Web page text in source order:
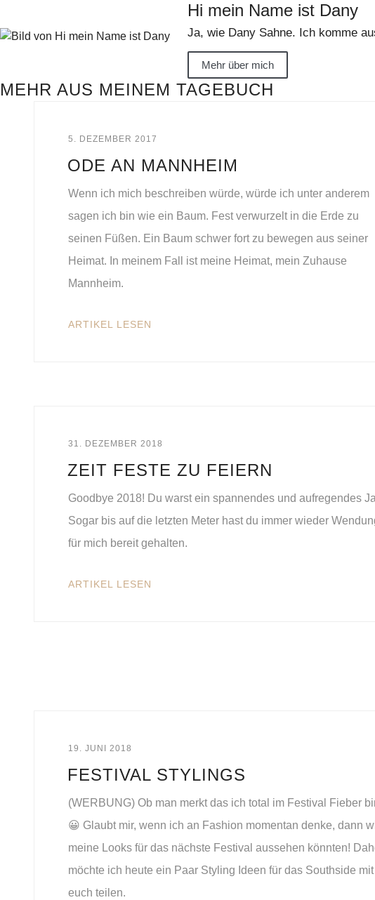
Hi mein Name ist Dany
Ja, wie Dany Sahne. Ich komme
Mehr über mich
MEHR AUS MEINEM TAGEBUCH
5. DEZEMBER 2017
ODE AN MANNHEIM
Wenn ich mich beschreiben würde, würde ich unter anderem
sagen ich bin wie ein Baum. Fest verwurzelt in die Erde zu
seinen Füßen. Ein Baum schwer fort zu bewegen aus seiner
Heimat. In meinem Fall ist meine Heimat, mein Zuhause
Mannheim.
ARTIKEL LESEN
31. DEZEMBER 2018
ZEIT FESTE ZU FEIERN
Goodbye 2018! Du warst ein spannendes und aufregendes
Sogar bis auf die letzten Meter hast du immer wieder
für mich bereit gehalten.
ARTIKEL LESEN
19. JUNI 2018
FESTIVAL STYLINGS
(WERBUNG) Ob man merkt das ich total im Festival Fieber
😀 Glaubt mir, wenn ich an Fashion momentan denke, dann
meine Looks für das nächste Festival aussehen könnten!
möchte ich heute ein Paar Styling Ideen für das Southside mit
euch teilen.